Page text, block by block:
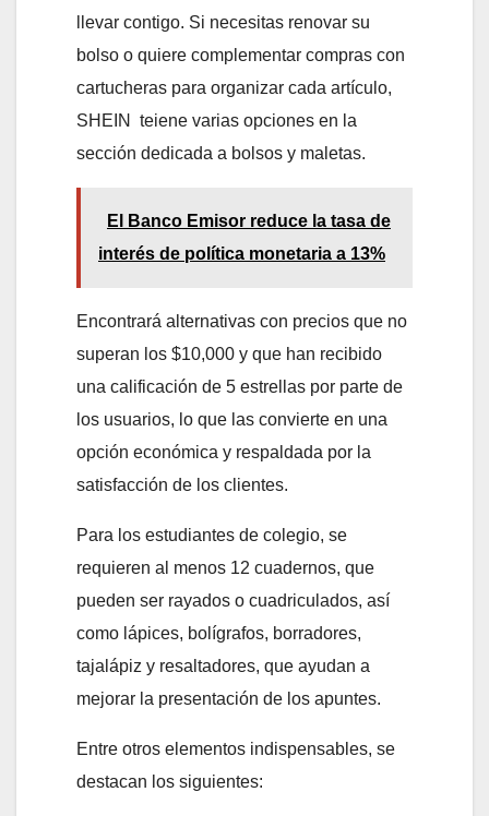
llevar contigo. Si necesitas renovar su
bolso o quiere complementar compras con
cartucheras para organizar cada artículo,
SHEIN teiene varias opciones en la
sección dedicada a bolsos y maletas.
El Banco Emisor reduce la tasa de
interés de política monetaria a 13%
Encontrará alternativas con precios que no
superan los $10,000 y que han recibido
una calificación de 5 estrellas por parte de
los usuarios, lo que las convierte en una
opción económica y respaldada por la
satisfacción de los clientes.
Para los estudiantes de colegio, se
requieren al menos 12 cuadernos, que
pueden ser rayados o cuadriculados, así
como lápices, bolígrafos, borradores,
tajalápiz y resaltadores, que ayudan a
mejorar la presentación de los apuntes.
Entre otros elementos indispensables, se
destacan los siguientes: